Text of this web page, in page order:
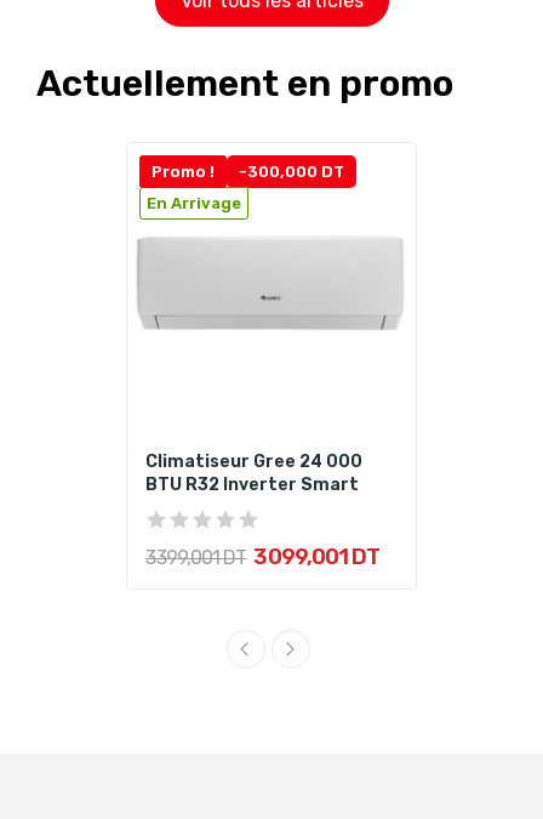
Actuellement en promo
Promo !
-300,000 DT
En Arrivage
Climatiseur Gree 24 000
BTU R32 Inverter Smart
3 399,001 DT 3 099,001 DT